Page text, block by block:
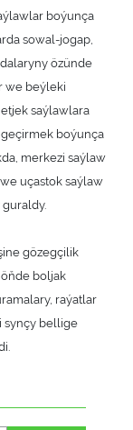
boýunça
sowal-jogap,
özünde
we beýleki
saýlawlara
boýunça
merkezi saýlaw
uçastok saýlaw
gözegçilik
boljak
raýatlar
synçy bellige